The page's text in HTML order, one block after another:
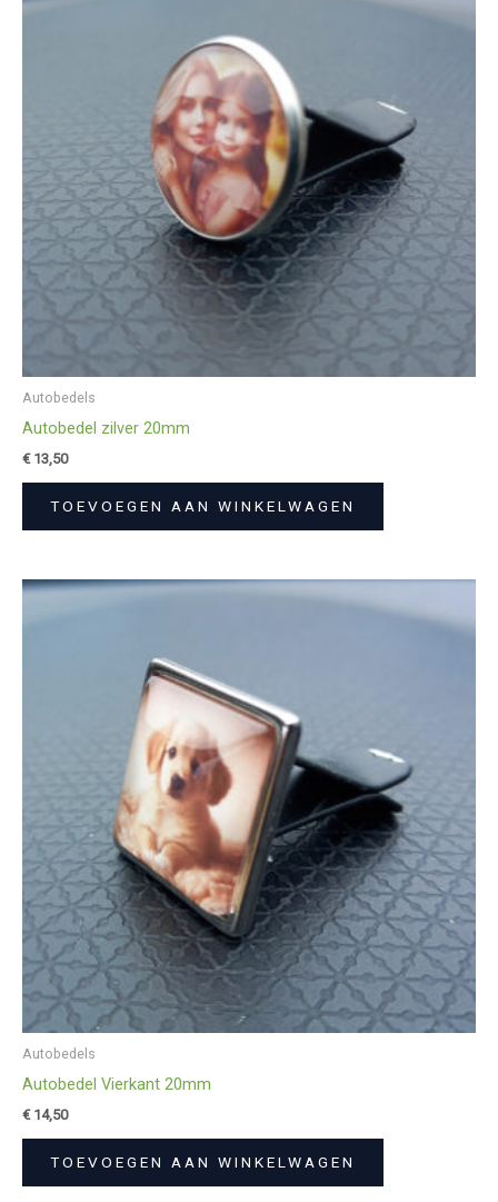
Autobedels
Autobedel zilver 20mm
€13,50
TOEVOEGEN AAN WINKELWAGEN
Autobedels
Autobedel Vierkant 20mm
€14,50
TOEVOEGEN AAN WINKELWAGEN